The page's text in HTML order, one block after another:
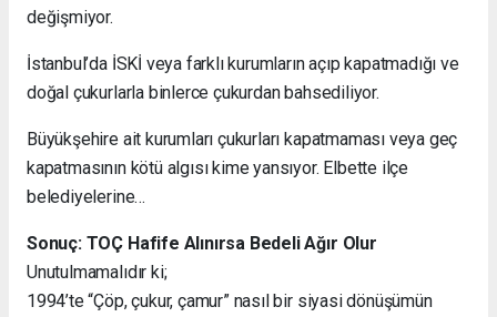
değişmiyor.
İstanbul’da İSKİ veya farklı kurumların açıp kapatmadığı ve
doğal çukurlarla binlerce çukurdan bahsediliyor.
Büyükşehire ait kurumları çukurları kapatmaması veya geç
kapatmasının kötü algısı kime yansıyor. Elbette ilçe
belediyelerine…
Sonuç: TOÇ Hafife Alınırsa Bedeli Ağır Olur
Unutulmamalıdır ki;
1994’te “Çöp, çukur, çamur” nasıl bir siyasi dönüşümün